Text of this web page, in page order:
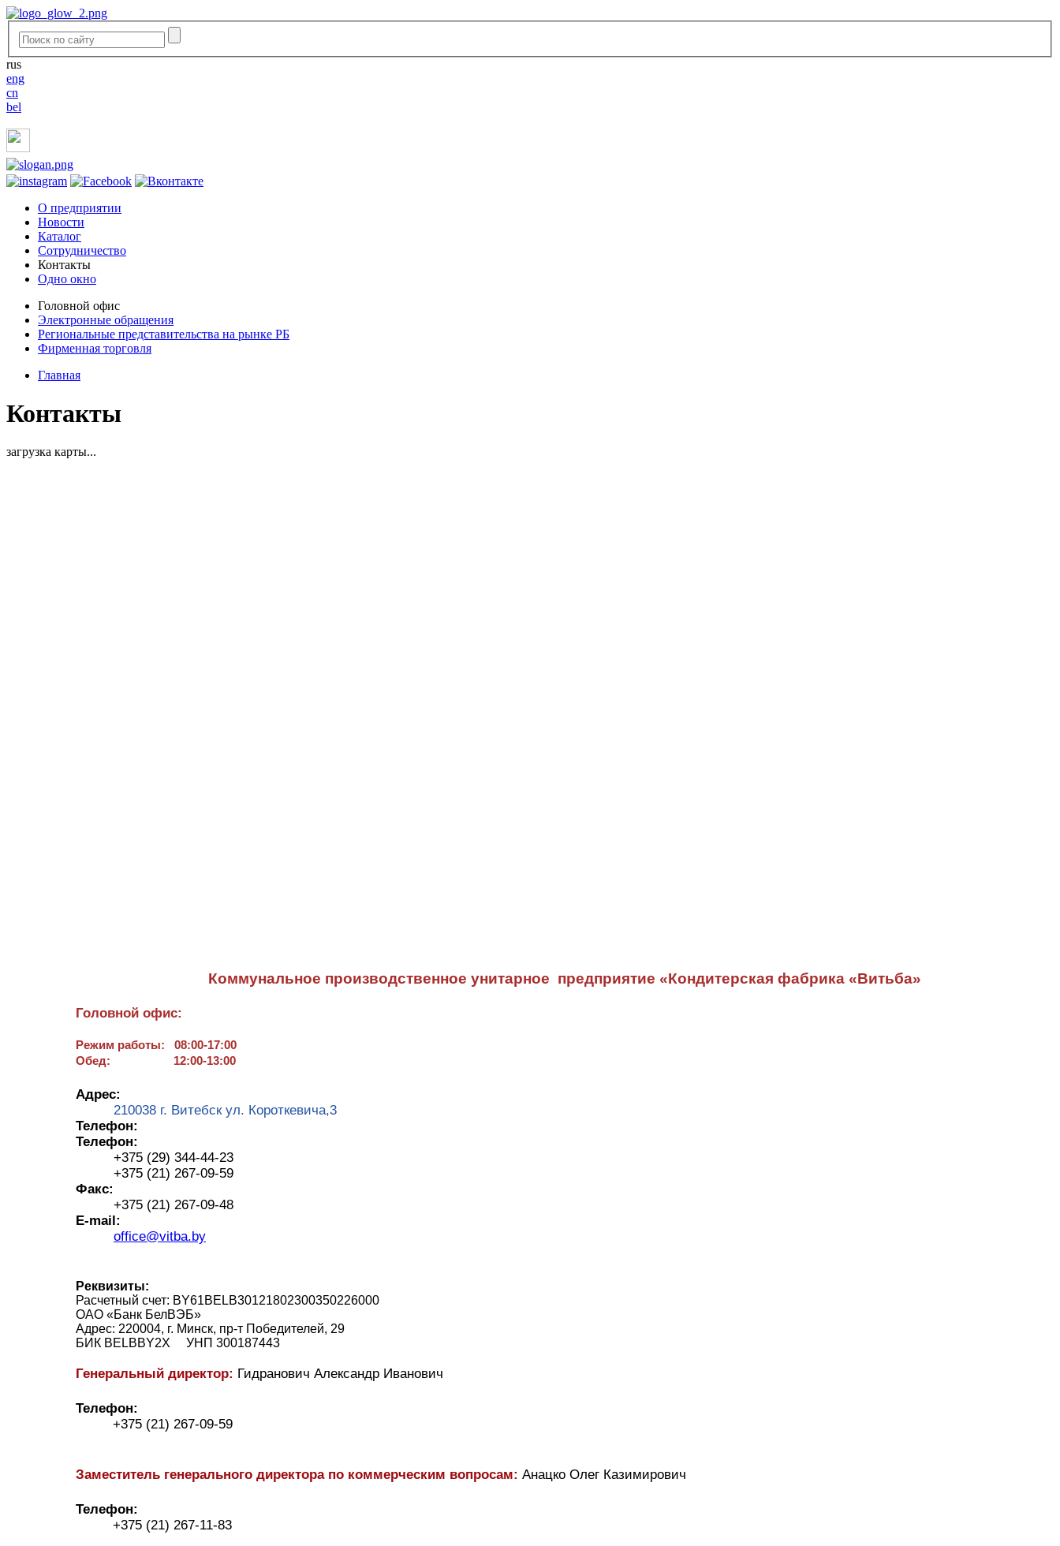
rus
eng
cn
bel
O предприятии
Новости
Каталог
Сотрудничество
Контакты
Одно окно
Головной офис
Электронные обращения
Региональные представительства на рынке РБ
Фирменная торговля
Главная
Контакты
загрузка карты...
Коммунальное производственное унитарное предприятие «Кондитерская фабрика «Витьба»
Головной офис:
Режим работы: 08:00-17:00
Обед: 12:00-13:00
Адрес:
210038 г. Витебск ул. Короткевича,3
Телефон:
Телефон:
+375 (29) 344-44-23
+375 (21) 267-09-59
Факс:
+375 (21) 267-09-48
E-mail:
office@vitba.by
Реквизиты:
Расчетный счет: BY61BELB30121802300350226000
ОАО «Банк БелВЭБ»
Адрес: 220004, г. Минск, пр-т Победителей, 29
БИК BELBBY2X УНП 300187443
Генеральный директор: Гидранович Александр Иванович
Телефон:
+375 (21) 267-09-59
Заместитель генерального директора по коммерческим вопросам: Анацко Олег Казимирович
Телефон:
+375 (21) 267-11-83